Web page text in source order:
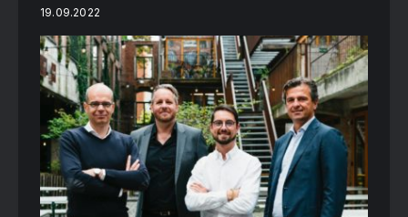
19.09.2022